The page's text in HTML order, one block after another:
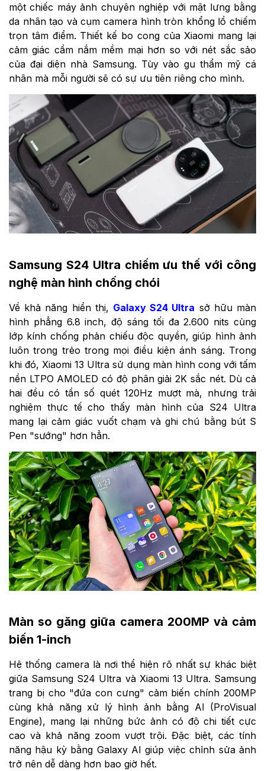
một chiếc máy ảnh chuyên nghiệp với mặt lưng bằng
da nhân tạo và cụm camera hình tròn khổng lồ chiếm
trọn tâm điểm. Thiết kế bo cong của Xiaomi mang lại
cảm giác cầm nắm mềm mại hơn so với nét sắc sảo
của đại diện nhà Samsung. Tùy vào gu thẩm mỹ cá
nhân mà mỗi người sẽ có sự ưu tiên riêng cho mình.
Samsung S24 Ultra chiếm ưu thế với công
nghệ màn hình chống chói
Về khả năng hiển thị, Galaxy S24 Ultra sở hữu màn
hình phẳng 6.8 inch, độ sáng tối đa 2.600 nits cùng
lớp kính chống phản chiếu độc quyền, giúp hình ảnh
luôn trong trẻo trong mọi điều kiện ánh sáng. Trong
khi đó, Xiaomi 13 Ultra sử dụng màn hình cong với tấm
nền LTPO AMOLED có độ phân giải 2K sắc nét. Dù cả
hai đều có tần số quét 120Hz mượt mà, nhưng trải
nghiệm thực tế cho thấy màn hình của S24 Ultra
mang lại cảm giác vuốt chạm và ghi chú bằng bút S
Pen "sướng" hơn hẳn.
Màn so găng giữa camera 200MP và cảm
biến 1-inch
Hệ thống camera là nơi thể hiện rõ nhất sự khác biệt
giữa Samsung S24 Ultra và Xiaomi 13 Ultra. Samsung
trang bị cho "đứa con cưng" cảm biến chính 200MP
cùng khả năng xử lý hình ảnh bằng AI (ProVisual
Engine), mang lại những bức ảnh có độ chi tiết cực
cao và khả năng zoom vượt trội. Đặc biệt, các tính
năng hậu kỳ bằng Galaxy AI giúp việc chỉnh sửa ảnh
trở nên dễ dàng hơn bao giờ hết.